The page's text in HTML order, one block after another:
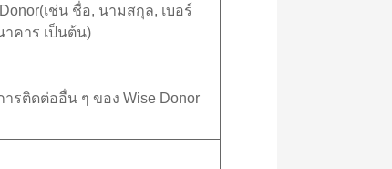
เช่น ชื่อ, นามสกุล, เบอร์
าคาร เป็นต้น)
รติดต่ออื่น ๆ ของ Wise Donor